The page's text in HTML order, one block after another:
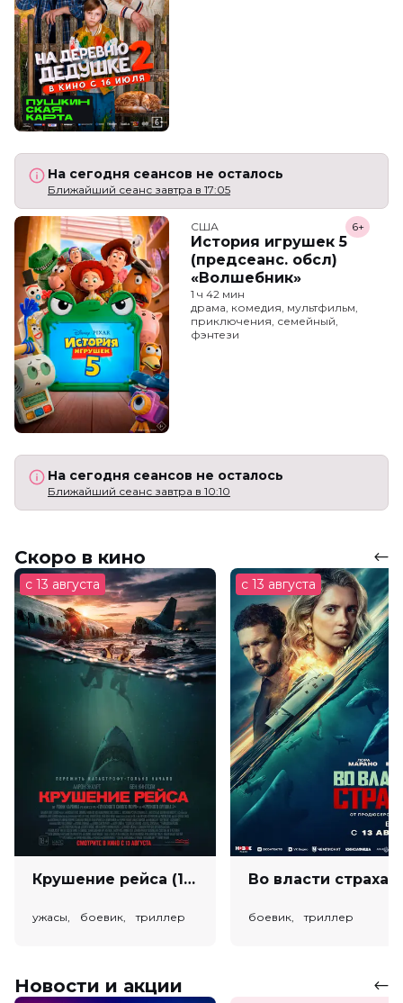
На сегодня сеансов не осталось
Ближайший сеанс завтра в 17:05
США
История игрушек 5
(предсеанс. обсл)
«Волшебник»
6+
1 ч 42 мин
драма, комедия, мультфильм,
приключения, семейный,
фэнтези
На сегодня сеансов не осталось
Ближайший сеанс завтра в 10:10
Скоро в кино
с 13 августа
Крушение рейса (18+)
ужасы, боевик, триллер
с 13 августа
боевик, триллер
Новости и акции